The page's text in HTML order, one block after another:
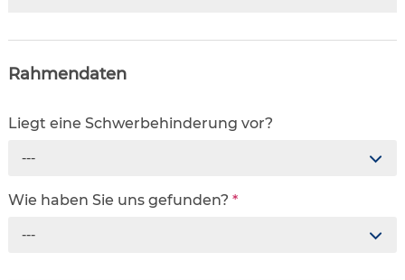
Rahmendaten
Liegt eine Schwerbehinderung vor?
---
Wie haben Sie uns gefunden? *
---